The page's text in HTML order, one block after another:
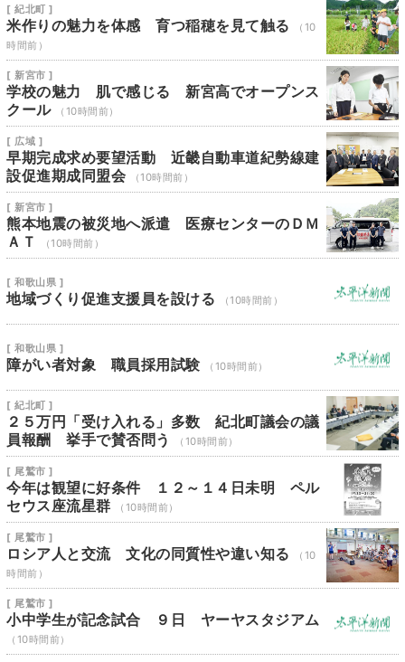
[ 紀北町 ]
米作りの魅力を体感 育つ稲穂を見て触る
（10
時間前）
[ 新宮市 ]
学校の魅力 肌で感じる 新宮高でオープンス
クール
（10時間前）
[ 広域 ]
早期完成求め要望活動 近畿自動車道紀勢線建
設促進期成同盟会
（10時間前）
[ 新宮市 ]
熊本地震の被災地へ派遣 医療センターのＤＭ
ＡＴ
（10時間前）
[ 和歌山県 ]
地域づくり促進支援員を設ける （10時間前）
[ 和歌山県 ]
障がい者対象 職員採用試験 （10時間前）
[ 紀北町 ]
２５万円「受け入れる」多数 紀北町議会の議
員報酬 挙手で賛否問う
（10時間前）
[ 尾鷲市 ]
今年は観望に好条件 １２～１４日未明 ペル
セウス座流星群
（10時間前）
[ 尾鷲市 ]
ロシア人と交流 文化の同質性や違い知る
（10
時間前）
[ 尾鷲市 ]
小中学生が記念試合 ９日 ヤーヤスタジアム
（10時間前）